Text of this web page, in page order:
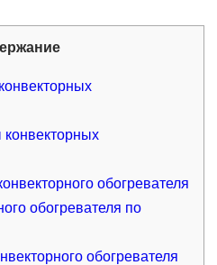
обогревателя
обогревателя по
обогревателя